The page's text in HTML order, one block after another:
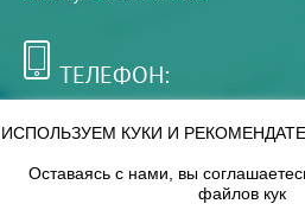
ТЕЛЕФОН:
РЕЖИМ РАБОТЫ:
ИСПОЛЬЗУЕМ КУКИ И
Оставаясь с нами, вы
файлов кук